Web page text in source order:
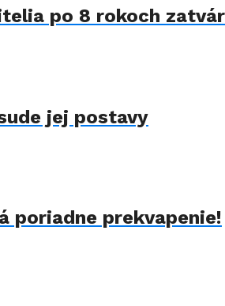
po 8 rokoch
jej postavy
poriadne prekvapenie!